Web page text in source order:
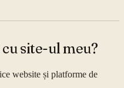
site-ul meu?
website și platforme de